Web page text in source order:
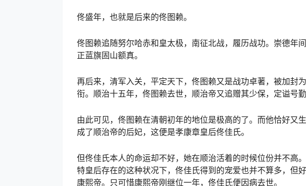
佟盛年，也就是后来的佟图赖。
佟图赖追随努尔哈赤和皇太极，南征北战，履历战功。崇德年
正蓝旗固山额真。
再后来，清军入关，平定天下，佟图赖又是战功卓著，被加封
衔。顺治十五年，佟图赖去世，顺治帝又追赠其少保，定谥号勤
由此可见，佟图赖在清朝初年的地位是极高的了。而他恰好又
成了顺治帝的后妃，这便是孝康章皇后佟佳氏。
但佟佳氏本人的命运却不好，她在顺治活着的时候位份并不高
特皇后存在的这种状况下，佟佳氏得到的宠爱也并不算多，但
康熙帝。只可惜康熙帝刚继位一年，佟佳氏便因病去世。